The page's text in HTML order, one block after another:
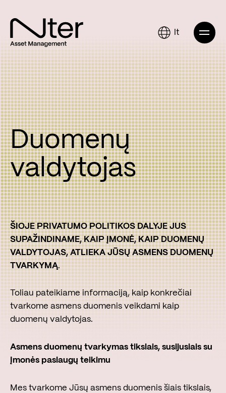
lt
Duomenų
valdytojas
ŠIOJE PRIVATUMO POLITIKOS DALYJE JUS
SUPAŽINDINAME, KAIP ĮMONĖ, KAIP DUOMENŲ
VALDYTOJAS, ATLIEKA JŪSŲ ASMENS DUOMENŲ
TVARKYMĄ.
Toliau pateikiame informaciją, kaip konkrečiai
tvarkome asmens duomenis veikdami kaip
duomenų valdytojas.
Asmens duomenų tvarkymas tikslais, susijusiais su
Įmonės paslaugų teikimu
Mes tvarkome Jūsų asmens duomenis šiais tikslais,